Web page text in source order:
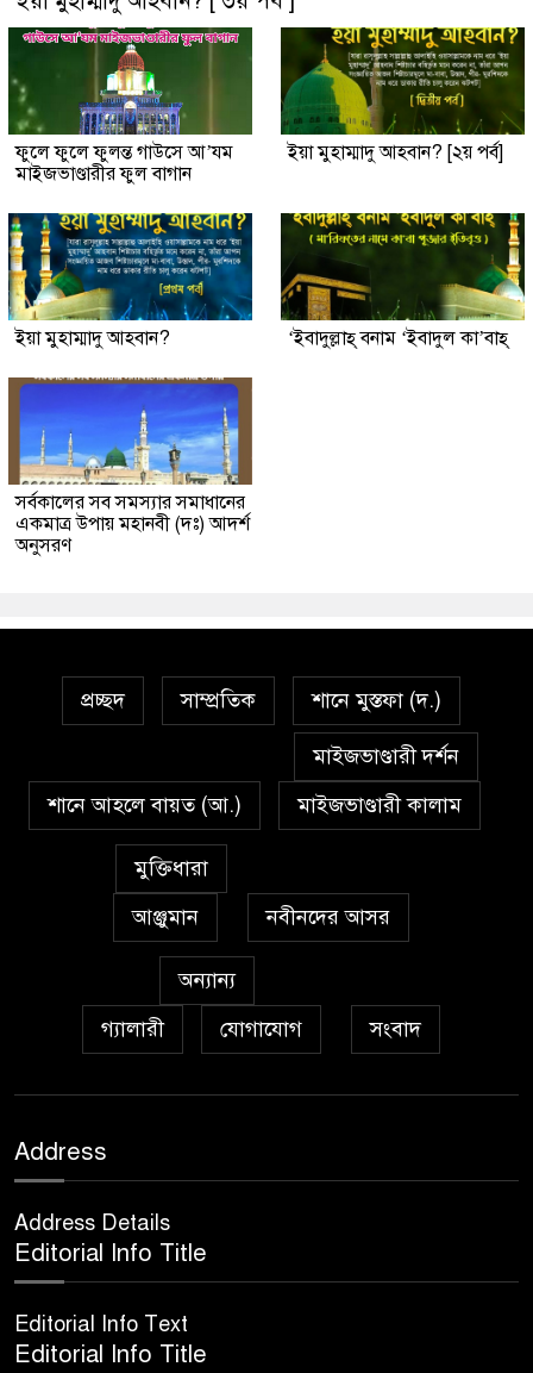
ফুলে ফুলে ফুলন্ত গাউসে আ’যম
মাইজভাণ্ডারীর ফুল বাগান
ইয়া মুহাম্মাদু আহবান? [২য় পর্ব]
ইয়া মুহাম্মাদু আহবান? ‘ইবাদুল্লাহ্ বনাম ‘ইবাদুল কা’বাহ্
সর্বকালের সব সমস্যার সমাধানের
একমাত্র উপায় মহানবী (দঃ) আদর্শ
অনুসরণ
প্রচ্ছদ সাম্প্রতিক শানে মুস্তফা (দ.)
শানে আহলে বায়ত (আ.)
মাইজভাণ্ডারী দর্শন
মাইজভাণ্ডারী কালাম
মুক্তিধারা
আঞ্জুমান
নবীনদের আসর
অন্যান্য
গ্যালারী
যোগাযোগ সংবাদ
Address
Address Details
Editorial Info Title
Editorial Info Text
Editorial Info Title